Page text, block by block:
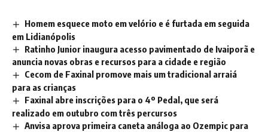
Homem esquece moto em velório e é furtada em seguida
em Lidianópolis
Ratinho Junior inaugura acesso pavimentado de Ivaiporã e
anuncia novas obras e recursos para a cidade e região
Cecom de Faxinal promove mais um tradicional arraiá
para as crianças
Faxinal abre inscrições para o 4º Pedal, que será
realizado em outubro com três percursos
Anvisa aprova primeira caneta análoga ao Ozempic para